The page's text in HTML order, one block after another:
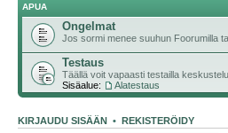
APUA
Ongelmat
Jos sormi menee suuhun Foorumilla
Testaus
Täällä voit vapaasti testailla
Sisäalue:
Alatestaus
KIRJAUDU SISÄÄN • REKISTERÖIDY